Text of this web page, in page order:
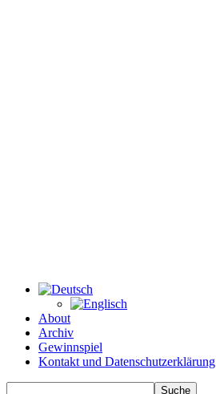
About
Archiv
Gewinnspiel
Kontakt und Datenschutzerklärung